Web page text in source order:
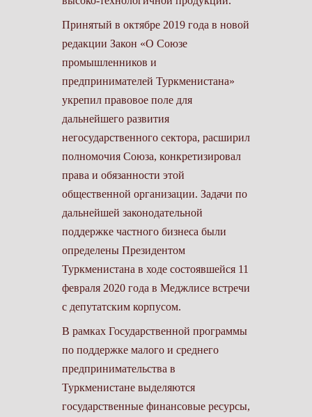
Принятый в октябре 2019 года в новой
редакции Закон «О Союзе
промышленников и
предпринимателей Туркменистана»
укрепил правовое поле для
дальнейшего развития
негосударственного сектора, расширил
полномочия Союза, конкретизировал
права и обязанности этой
общественной организации. Задачи по
дальнейшей законодательной
поддержке частного бизнеса были
определены Президентом
Туркменистана в ходе состоявшейся 11
февраля 2020 года в Меджлисе встречи
с депутатским корпусом.
В рамках Государственной программы
по поддержке малого и среднего
предпринимательства в
Туркменистане выделяются
государственные финансовые ресурсы,